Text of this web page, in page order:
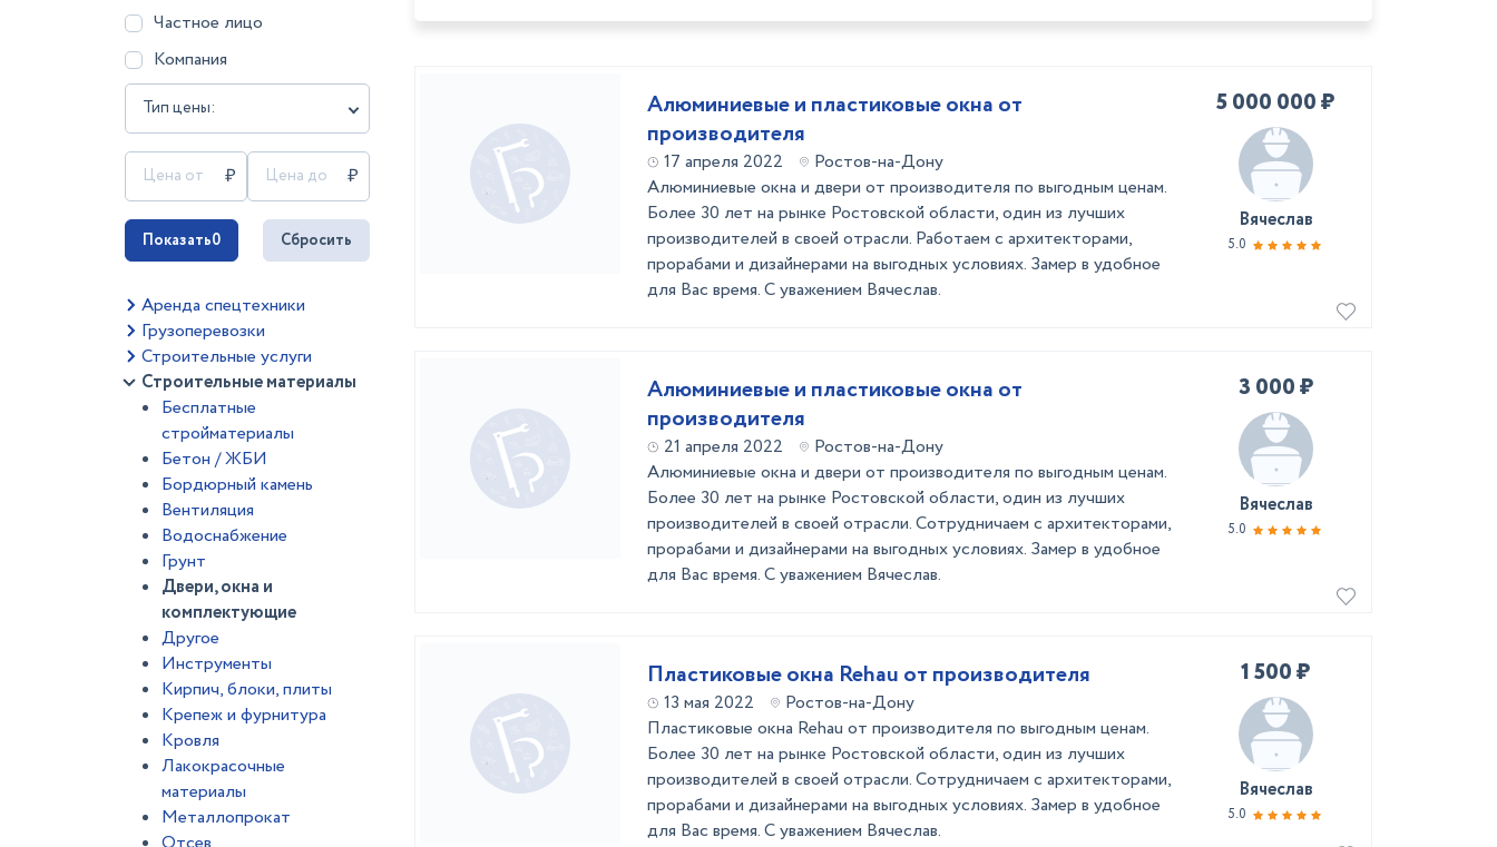
Частное лицо
Компания
Тип цены:
Показать0 Сбросить
Аренда спецтехники
Грузоперевозки
Строительные услуги
Строительные материалы
Бесплатные
стройматериалы
Бетон / ЖБИ
Бордюрный камень
Вентиляция
Водоснабжение
Грунт
Двери, окна и
комплектующие
Другое
Инструменты
Кирпич, блоки, плиты
Крепеж и фурнитура
Кровля
Лакокрасочные
материалы
Металлопрокат
Алюминиевые и пластиковые окна от
производителя
17 апреля 2022
Ростов-на-Дону
Алюминиевые окна и двери от производителя по выгодным ценам.
Более 30 лет на рынке Ростовской области, один из лучших
производителей в своей отрасли. Работаем с архитекторами,
прорабами и дизайнерами на выгодных условиях. Замер в удобное
для Вас время. С уважением Вячеслав.
5 000 000 ₽
Вячеслав
5.0
Алюминиевые и пластиковые окна от
производителя
21 апреля 2022
Ростов-на-Дону
Алюминиевые окна и двери от производителя по выгодным ценам.
Более 30 лет на рынке Ростовской области, один из лучших
производителей в своей отрасли. Сотрудничаем с архитекторами,
прорабами и дизайнерами на выгодных условиях. Замер в удобное
для Вас время. С уважением Вячеслав.
3 000 ₽
Вячеслав
5.0
Пластиковые окна Rehau от производителя
13 мая 2022
Ростов-на-Дону
Пластиковые окна Rehau от производителя по выгодным ценам.
Более 30 лет на рынке Ростовской области, один из лучших
производителей в своей отрасли. Сотрудничаем с архитекторами,
прорабами и дизайнерами на выгодных условиях. Замер в удобное
для Вас время. С уважением Вячеслав.
1 500 ₽
Вячеслав
5.0